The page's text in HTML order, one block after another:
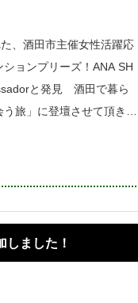
、酒田市主催女性活躍応
ョンプリーズ！ANA SH
と発見 酒田で暮ら
旅」に登壇させて頂きま
ました！